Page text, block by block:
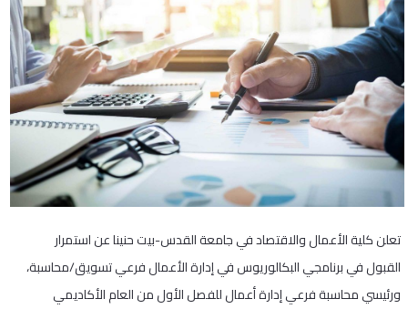
تعلن كلية الأعمال والاقتصاد في جامعة القدس-بيت حنينا عن استمرار
القبول في برنامجي البكالوريوس في إدارة الأعمال فرعي تسويق/محاسبة،
ورئيسي محاسبة فرعي إدارة أعمال للفصل الأول من العام الأكاديمي